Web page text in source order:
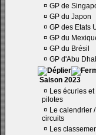
¤ GP de
¤ GP du Japon
¤ GP des Etats
¤ GP du
¤ GP du Brésil
¤ GP d'Abu
Saison 2023
¤ Les écuries et
pilotes
¤ Le calendrier
circuits
¤ Les